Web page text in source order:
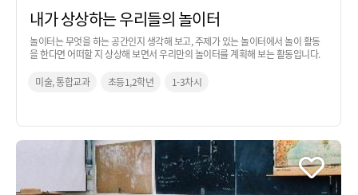
내가 상상하는 우리들의 놀이터
놀이터는 무엇을 하는 공간인지 생각해 보고, 주제가 있는 놀이터에서 놀이 활동
을 한다면 어떠할 지 상상해 보면서 우리만의 놀이터를 계획해 보는 활동입니다.
미술, 통합교과 초등1,2학년 1-3차시